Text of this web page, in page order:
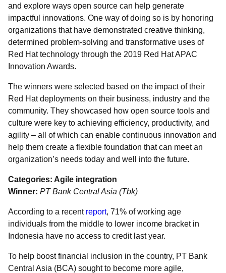
and explore ways open source can help generate
impactful innovations. One way of doing so is by honoring
organizations that have demonstrated creative thinking,
determined problem-solving and transformative uses of
Red Hat technology through the 2019 Red Hat APAC
Innovation Awards.
The winners were selected based on the impact of their
Red Hat deployments on their business, industry and the
community. They showcased how open source tools and
culture were key to achieving efficiency, productivity, and
agility – all of which can enable continuous innovation and
help them create a flexible foundation that can meet an
organization’s needs today and well into the future.
Categories: Agile integration
Winner: PT Bank Central Asia (Tbk)
According to a recentreport, 71% of working age
individuals from the middle to lower income bracket in
Indonesia have no access to credit last year.
To help boost financial inclusion in the country, PT Bank
Central Asia (BCA) sought to become more agile,